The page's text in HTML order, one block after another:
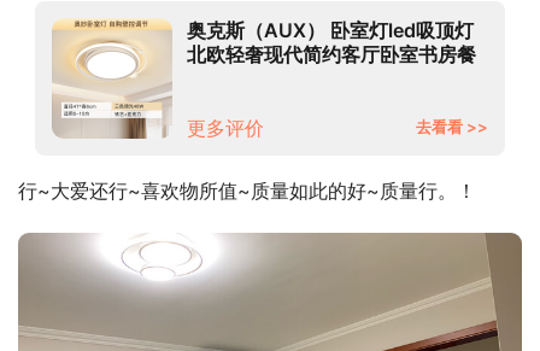
奥克斯（AUX） 卧室灯led吸顶灯
北欧轻奢现代简约客厅卧室书房餐
更多评价
去看看 >>
行~大爱还行~喜欢物所值~质量如此的好~质量行。！